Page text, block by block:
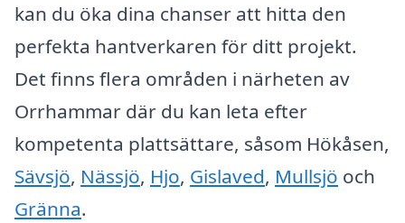
kan du öka dina chanser att hitta den
perfekta hantverkaren för ditt projekt.
Det finns flera områden i närheten av
Orrhammar där du kan leta efter
kompetenta plattsättare, såsom Hökåsen,
Sävsjö, Nässjö, Hjo, Gislaved, Mullsjö och
Gränna.